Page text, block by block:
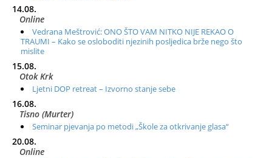
14.08.
Online
Vedrana Meštrović: ONO ŠTO VAM NITKO NIJE REKAO O
TRAUMI – Kako se osloboditi njezinih posljedica brže nego što
mislite
15.08.
Otok Krk
Ljetni DOP retreat – Izvorno stanje sebe
16.08.
Tisno (Murter)
Seminar pjevanja po metodi „Škole za otkrivanje glasa“
20.08.
Online